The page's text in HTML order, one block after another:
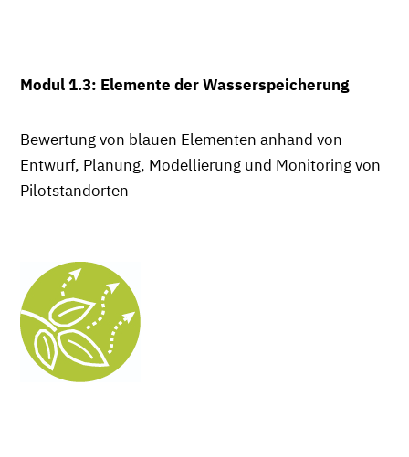
Modul 1.3: Elemente der Wasserspeicherung
Bewertung von blauen Elementen anhand von
Entwurf, Planung, Modellierung und Monitoring von
Pilotstandorten